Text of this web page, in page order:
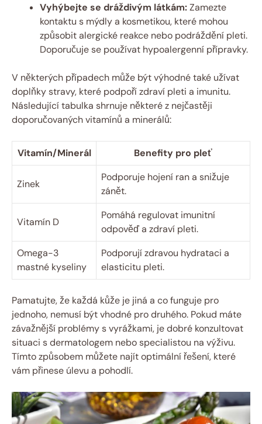
Vyhýbejte se dráždivým látkám:Zamezte
kontaktu ⁤s ​mýdly a kosmetikou,​ které mohou
způsobit alergické‌ reakce nebo podráždění⁢ pleti.
Doporučuje⁢ se používat hypoalergenní přípravky.
V některých případech může být výhodné také užívat
doplňky⁢ stravy, které podpoří zdraví pleti a imunitu.⁤
Následující tabulka shrnuje ‍některé z nejčastěji
doporučovaných vitamínů a minerálů:
Vitamín/Minerál Benefity‍ pro pleť
Zinek
Podporuje hojení ran a snižuje
‍zánět.
Vitamín D
Pomáhá regulovat imunitní
odpověď a zdraví ⁣pleti.
Omega-3
mastné‍ kyseliny
Podporují zdravou hydrataci a
elasticitu pleti.
Pamatujte, ​že každá kůže je‍ jiná a‌ co funguje pro⁣
jednoho, ‌nemusí být vhodné pro druhého.⁢ Pokud máte
závažnější ⁢problémy s vyrážkami, je dobré konzultovat
‌situaci s dermatologem⁣ nebo specialistou na výživu.
Tímto⁤ způsobem můžete najít optimální řešení, které
vám přinese úlevu⁣ a⁣ pohodlí.